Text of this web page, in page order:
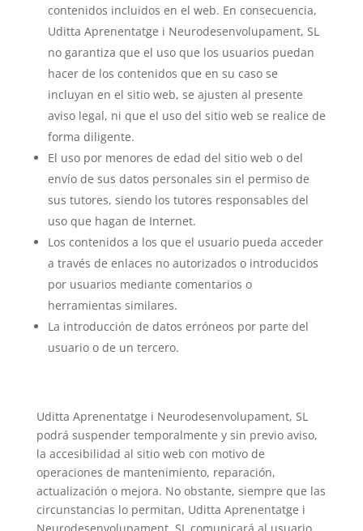
contenidos incluidos en el web. En consecuencia,
Uditta Aprenentatge i Neurodesenvolupament, SL
no garantiza que el uso que los usuarios puedan
hacer de los contenidos que en su caso se
incluyan en el sitio web, se ajusten al presente
aviso legal, ni que el uso del sitio web se realice de
forma diligente.
El uso por menores de edad del sitio web o del
envío de sus datos personales sin el permiso de
sus tutores, siendo los tutores responsables del
uso que hagan de Internet.
Los contenidos a los que el usuario pueda acceder
a través de enlaces no autorizados o introducidos
por usuarios mediante comentarios o
herramientas similares.
La introducción de datos erróneos por parte del
usuario o de un tercero.
Uditta Aprenentatge i Neurodesenvolupament, SL
podrá suspender temporalmente y sin previo aviso,
la accesibilidad al sitio web con motivo de
operaciones de mantenimiento, reparación,
actualización o mejora. No obstante, siempre que las
circunstancias lo permitan, Uditta Aprenentatge i